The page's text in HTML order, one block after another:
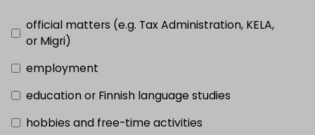
official matters (e.g. Tax Administration, KELA,
or Migri)
employment
education or Finnish language studies
hobbies and free-time activities